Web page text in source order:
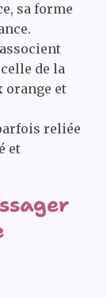
sa forme
de la
orange et
reliée
et